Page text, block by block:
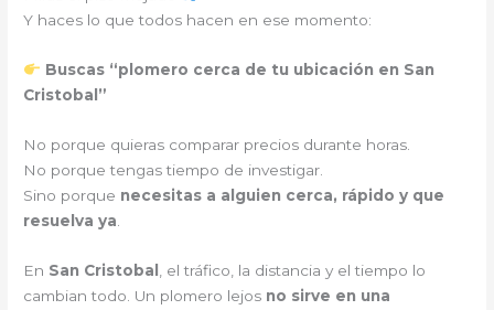
Y haces lo que todos hacen en ese momento:
Buscas “plomero cerca de tu ubicación en San
Cristobal”
No porque quieras comparar precios durante horas.
No porque tengas tiempo de investigar.
Sino porque necesitas a alguien cerca, rápido y que
resuelva ya
En San Cristobal
, el tráfico, la distancia y el tiempo lo
cambian todo. Un plomero lejos no sirve en una